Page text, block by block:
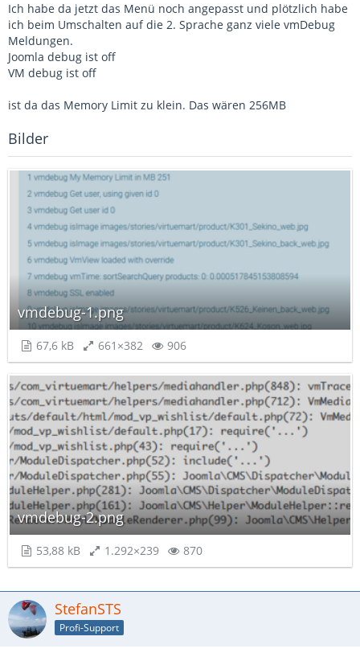
Ich habe da jetzt das Menü noch angepasst und plötzlich habe
ich beim Umschalten auf die 2. Sprache ganz viele vmDebug
Meldungen.
Joomla debug ist off
VM debug ist off
ist da das Memory Limit zu klein. Das wären 256MB
Bilder
vmdebug-1.png
67,6 kB 661×382 906
vmdebug-2.png
53,88 kB 1.292×239 870
StefanSTS
Profi-Support